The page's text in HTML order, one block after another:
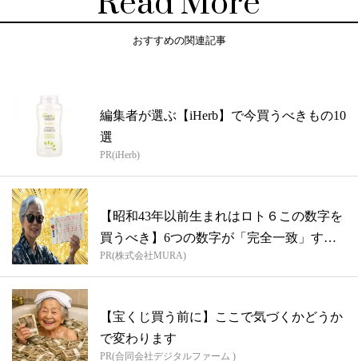
おすすめの関連記事
編集者が選ぶ【iHerb】で今買うべきもの10
選
PR(iHerb)
【昭和43年以前生まれはロト６この数字を
買うべき】6つの数字が「完全一致」する
方...
PR(株式会社MURA)
【宝くじ買う前に】ここで気づくかどうか
で変わります
PR(合同会社デジタルファーム )